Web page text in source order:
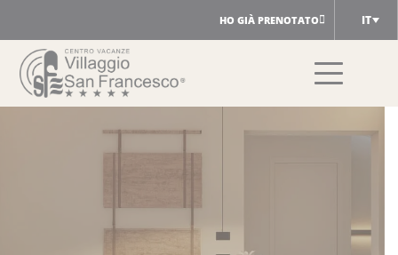
al
contenuto
HO GIÀ PRENOTATO IT